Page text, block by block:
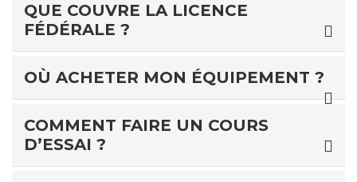
QUE COUVRE LA LICENCE
FÉDÉRALE ?
OÙ ACHETER MON ÉQUIPEMENT ?
COMMENT FAIRE UN COURS
D’ESSAI ?